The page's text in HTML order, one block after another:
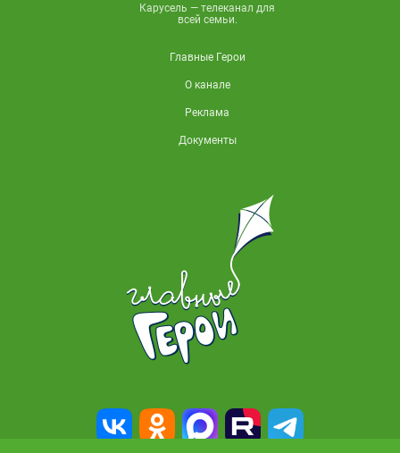
Карусель — телеканал для
всей семьи.
Главные Герои
О канале
Реклама
Документы